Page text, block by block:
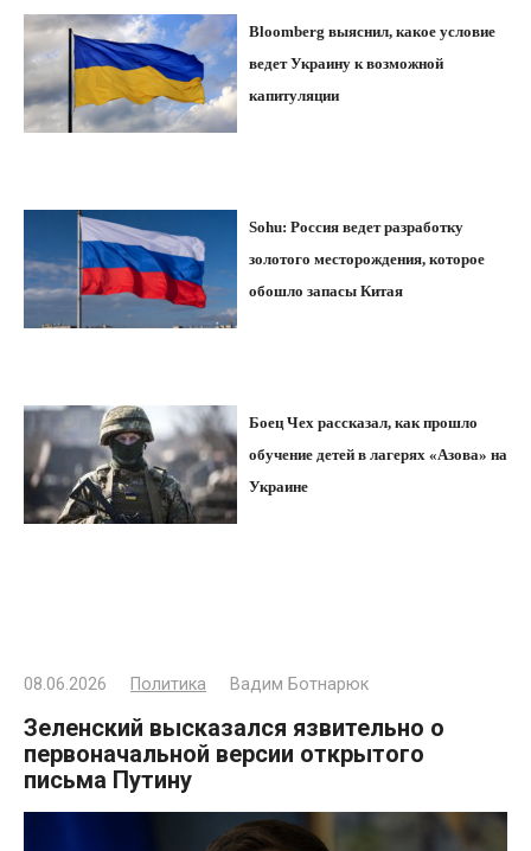
Bloomberg выяснил, какое условие
ведет Украину к возможной
капитуляции
Sohu: Россия ведет разработку
золотого месторождения, которое
обошло запасы Китая
Боец Чех рассказал, как прошло
обучение детей в лагерях «Азова» на
Украине
08.06.2026 Политика Вадим Ботнарюк
Зеленский высказался язвительно о
первоначальной версии открытого
письма Путину